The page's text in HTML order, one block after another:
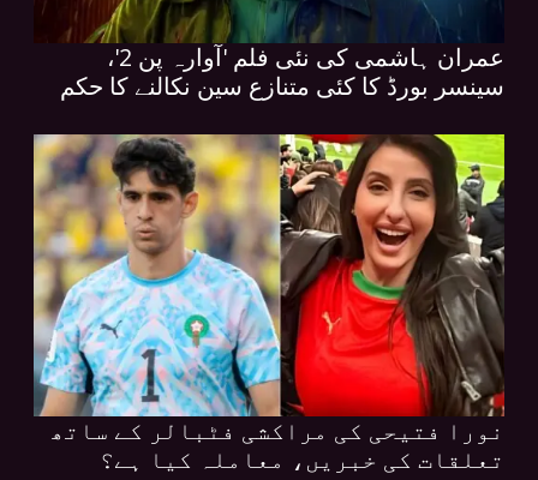
عمران ہاشمی کی نئی فلم 'آوارہ پن 2'،
سینسر بورڈ کا کئی متنازع سین نکالنے کا حکم
نورا فتیحی کی مراکشی فٹبالر کے ساتھ
تعلقات کی خبریں، معاملہ کیا ہے؟